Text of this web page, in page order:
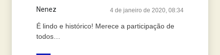
Nenez 4 de janeiro de 2020, 08:34
É lindo e histórico! Merece a participação de
todos…